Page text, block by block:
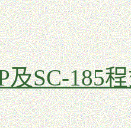
及SC-185